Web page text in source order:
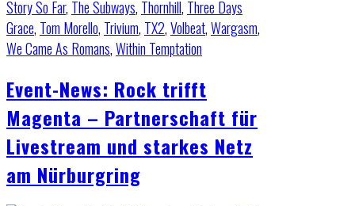
Story So Far, The Subways, Thornhill, Three Days
Grace, Tom Morello, Trivium, TX2,Volbeat,Wargasm,
We Came As Romans,Within Temptation
Event-News: Rock trifft
Magenta – Partnerschaft für
Livestream und starkes Netz
am Nürburgring